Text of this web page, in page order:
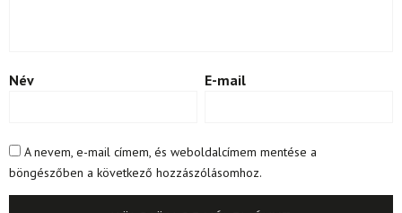
Név E-mail
A nevem, e-mail címem, és weboldalcímem mentése a
böngészőben a következő hozzászólásomhoz.